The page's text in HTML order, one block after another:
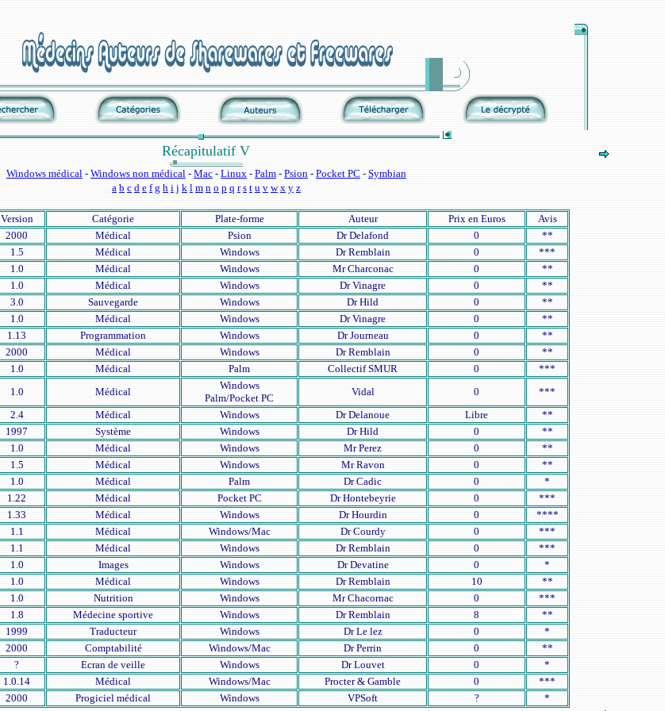
Récapitulatif V
Windows médical - Windows non médical - Mac - Linux - Palm - Psion - Pocket PC - Symbian
a b c d e f g h i j k l m n o p q r s t u v w x y z
Version Catégorie Plate-forme Auteur Prix en Euros
Avis
2000 Médical Psion Dr Delafond 0
**
1.5 Médical Windows Dr Remblain 0
***
1.0 Médical Windows Mr Charconac 0
**
1.0 Médical Windows Dr Vinagre 0
**
3.0 Sauvegarde Windows Dr Hild 0
**
1.0 Médical Windows Dr Vinagre 0
**
1.13 Programmation Windows Dr Journeau 0
**
2000 Médical Windows Dr Remblain 0
**
1.0 Médical Palm Collectif SMUR 0
***
1.0 Médical
Windows
Palm/Pocket PC
Vidal 0
***
2.4 Médical Windows Dr Delanoue Libre
**
1997 Système Windows Dr Hild 0
**
1.0 Médical Windows Mr Perez 0
**
1.5 Médical Windows Mr Ravon 0
**
1.0 Médical Palm Dr Cadic 0
*
1.22 Médical Pocket PC Dr Hontebeyrie 0
***
1.33 Médical Windows Dr Hourdin 0
****
1.1 Médical Windows/Mac Dr Courdy 0
***
1.1 Médical Windows Dr Remblain 0
***
1.0 Images Windows Dr Devatine 0
*
1.0 Médical Windows Dr Remblain 10
**
1.0 Nutrition Windows Mr Chacornac 0
***
1.8 Médecine sportive Windows Dr Remblain 8
**
1999 Traducteur Windows Dr Le lez 0
*
2000 Comptabilité Windows/Mac Dr Perrin 0
**
? Ecran de veille Windows Dr Louvet 0
*
1.0.14 Médical Windows/Mac Procter & Gamble 0
***
2000 Progiciel médical Windows VPSoft ? *